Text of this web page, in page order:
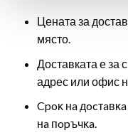
Цената за
място.
Доставката е за
адрес или офис
Cpoĸ нa
нa пopъчĸa.